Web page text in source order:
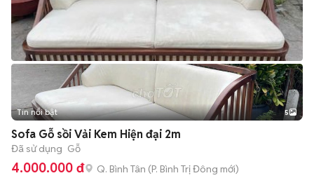
Tin nổi bật 5
Sofa Gỗ sồi Vải Kem Hiện đại 2m
Đã sử dụng Gỗ
4.000.000 đ Q. Bình Tân (P. Bình Trị Đông mới)